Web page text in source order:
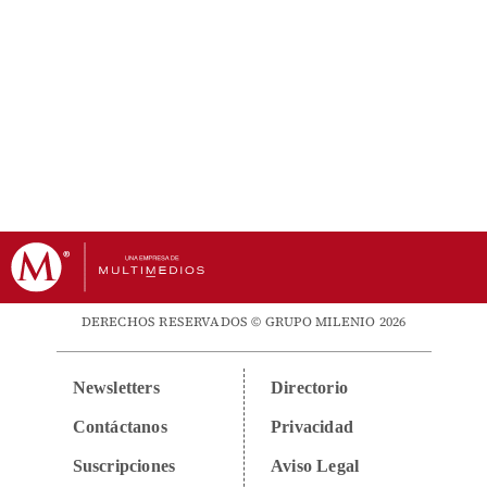
DERECHOS RESERVADOS © GRUPO MILENIO 2026
Newsletters
Contáctanos
Suscripciones
Directorio
Privacidad
Aviso Legal